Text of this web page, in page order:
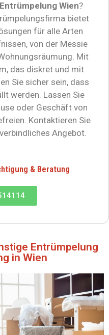
Entrümpelung Wien?
bietet
für alle Arten
von der Messie
Mit
das diskret und mit
Sie sicher sein, dass
werden. Lassen Sie
oder Geschäft von
Kontaktieren Sie
Angebot.
& Beratung
Entrümpelung
in Wien